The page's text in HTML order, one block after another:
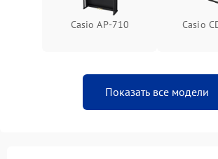
Casio AP-710 Casio
Показать все модели